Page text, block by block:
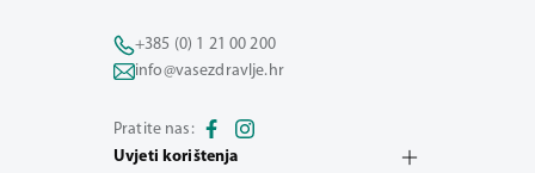
+385 (0) 1 21 00 200
info@vasezdravlje.hr
Pratite nas:
Uvjeti korištenja